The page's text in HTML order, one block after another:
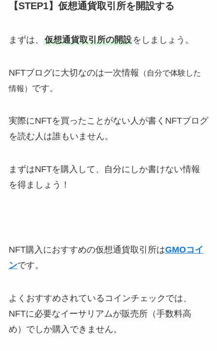
【STEP1】仮想通貨取引所を開設する
まずは、 仮想通貨取引所の開設をしましょう。
NFTブログに大切なのは一次情報
（自分で体験した
情報） です。
実際にNFTを買ったことがない人が書くNFTブログ
を読む人は誰もいません。
まずはNFTを購入して、自分にしか書けない情報
を得ましょう！
NFT購入におすすめの仮想通貨取引所はGMOコイ
ンです。
よくおすすめされているコインチェックでは、
NFTに必要なイーサリアムが販売所（手数料高
め）でしか購入できません。